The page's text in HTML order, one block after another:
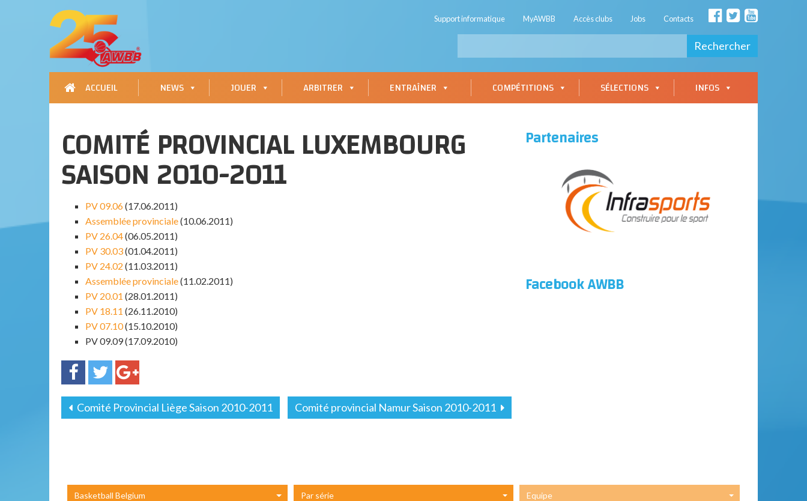
Support informatique MyAWBB Accès clubs Jobs Contacts
Rechercher
ACCUEIL NEWS JOUER ARBITRER ENTRAÎNER COMPÉTITIONS SÉLECTIONS INFOS
COMITÉ PROVINCIAL LUXEMBOURG
SAISON 2010-2011
PV 09.06(17.06.2011)
Assemblée provinciale(10.06.2011)
PV 26.04(06.05.2011)
PV 30.03(01.04.2011)
PV 24.02 (11.03.2011)
Assemblée provinciale(11.02.2011)
PV 20.01 (28.01.2011)
PV 18.11 (26.11.2010)
PV 07.10(15.10.2010)
PV 09.09 (17.09.2010)
Comité Provincial Liège Saison 2010-2011 Comité provincial Namur Saison 2010-2011
Partenaires
Facebook AWBB
Basketball Belgium Par série Equipe